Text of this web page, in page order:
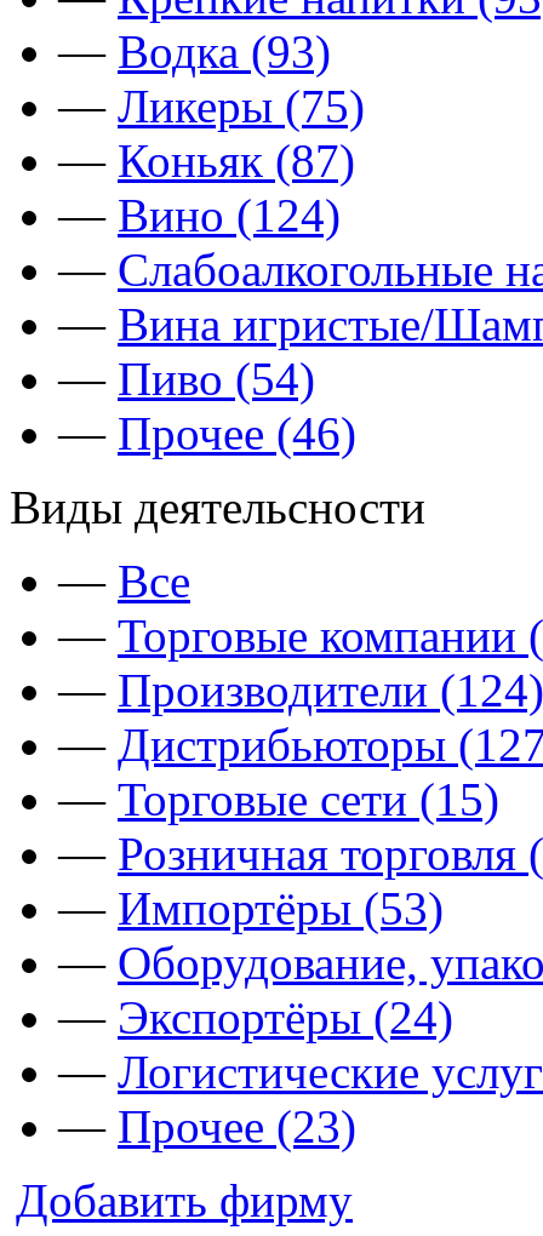
— Водка (93)
— Ликеры (75)
— Коньяк (87)
— Вино (124)
— Слабоалкогольные
— Вина игристые/
— Пиво (54)
— Прочее (46)
Виды деятельсности
— Все
— Торговые компании
— Производители (124)
— Дистрибьюторы
— Торговые сети (15)
— Розничная торговля
— Импортёры (53)
— Оборудование,
— Экспортёры (24)
— Логистические
— Прочее (23)
Добавить фирму